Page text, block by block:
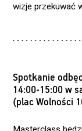
wizje przekuwać
Spotkanie
14:00-15:00 w
(plac Wolności